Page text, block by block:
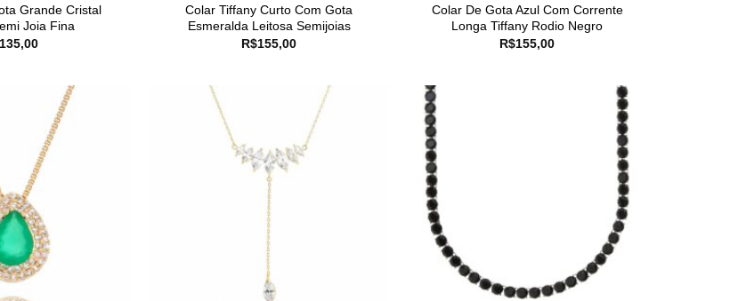
Grande Cristal
Joia Fina
135,00
Colar Tiffany Curto Com Gota
Esmeralda Leitosa Semijoias
R$155,00
Colar De Gota Azul Com Corrente
Longa Tiffany Rodio Negro
R$155,00